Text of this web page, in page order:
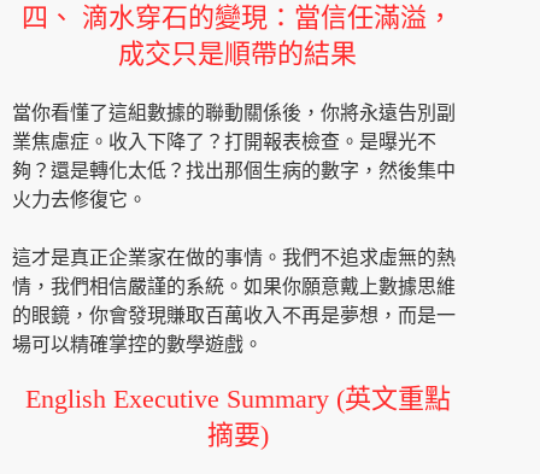
四、 滴水穿石的變現：當信任滿溢，
成交只是順帶的結果
當你看懂了這組數據的聯動關係後，你將永遠告別副
業焦慮症。收入下降了？打開報表檢查。是曝光不
夠？還是轉化太低？找出那個生病的數字，然後集中
火力去修復它。
這才是真正企業家在做的事情。我們不追求虛無的熱
情，我們相信嚴謹的系統。如果你願意戴上數據思維
的眼鏡，你會發現賺取百萬收入不再是夢想，而是一
場可以精確掌控的數學遊戲。
English Executive Summary (英文重點
摘要)